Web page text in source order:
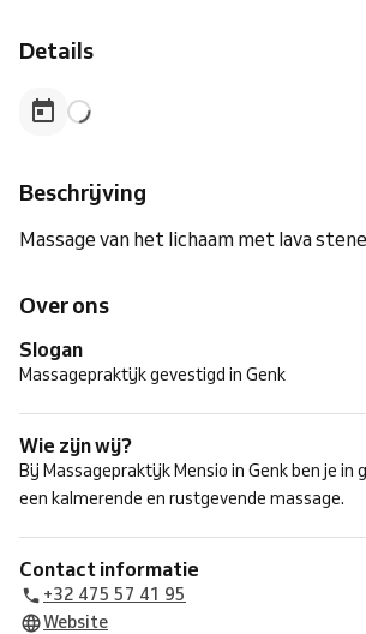
Details
Beschrijving
Massage van het lichaam met lava
Over ons
Slogan
Massagepraktijk gevestigd in Genk
Wie zijn wij?
Bij Massagepraktijk Mensio in Genk ben je in
een kalmerende en rustgevende massage.
Contact informatie
+32 475 57 41 95
Website